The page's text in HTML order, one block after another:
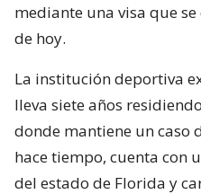
mediante una visa que
de hoy.
La institución deportiva
lleva siete años
donde mantiene un caso
hace tiempo, cuenta con
del estado de Florida y